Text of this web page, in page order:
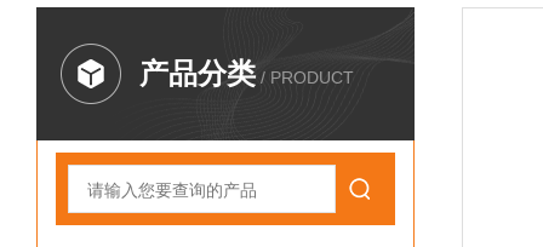
产品分类 / PRODUCT